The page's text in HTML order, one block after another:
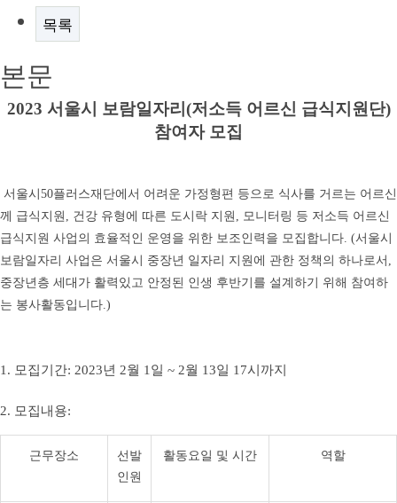
목록
본문
2023 서울시 보람일자리 (저소득 어르신 급식지원단)
참여자 모집
서울시50플러스재단에서 어려운 가정형편 등으로 식사를 거르는 어르신
께 급식지원
건강 유형에 따른 도시락 지원
모니터링 등 저소득 어르신
급식지원 사업의 효율적인 운영을 위한 보조인력을 모집합니다 (서울시
보람일자리 사업은 서울시 중장년 일자리 지원에 관한 정책의 하나로서
중장년층 세대가 활력있고 안정된 인생 후반기를 설계하기 위해 참여하
는 봉사활동입니다 .)
1. 모집기간: 2023년 2월 1 일 ~ 2월 13일 17시까지
2. 모집내용:
근무장소
선발
인원
활동요일 및 시간 역할